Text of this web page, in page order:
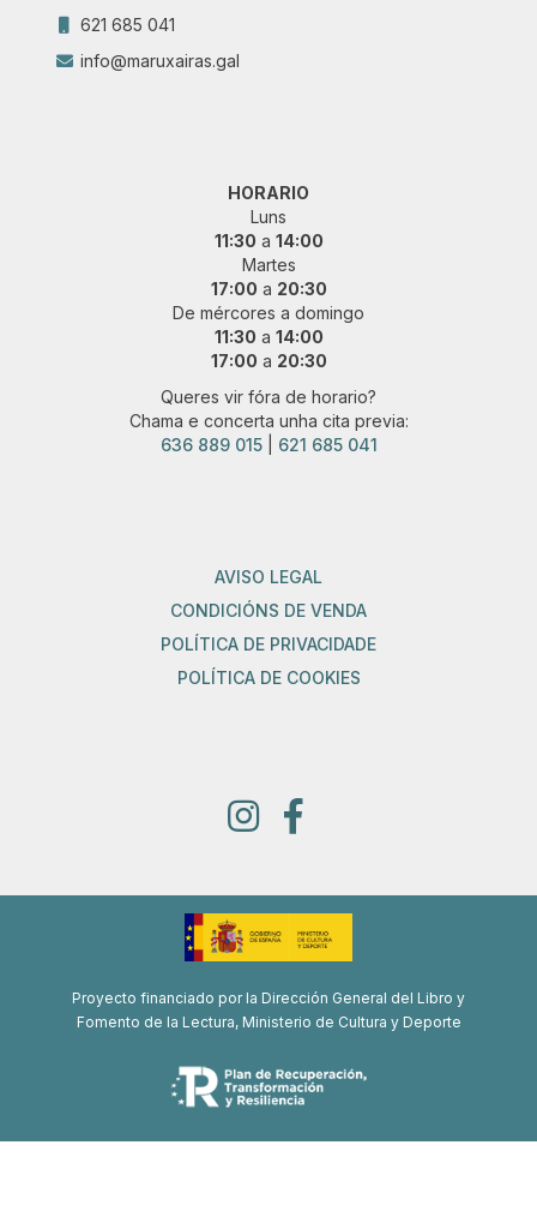
621 685 041
info@maruxairas.gal
HORARIO
Luns
11:30 a 14:00
Martes
17:00 a 20:30
De mércores a domingo
11:30 a 14:00
17:00 a 20:30
Queres vir fóra de horario?
Chama e concerta unha cita previa:
636 889 015| 621 685 041
AVISO LEGAL
CONDICIÓNS DE VENDA
POLÍTICA DE PRIVACIDADE
POLÍTICA DE COOKIES
Proyecto financiado por la Dirección General del Libro y
Fomento de la Lectura, Ministerio de Cultura y Deporte
Proyecto de recuperación, transformación y resiliencia